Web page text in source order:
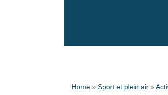
Home » Sport et plein air »